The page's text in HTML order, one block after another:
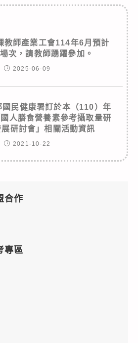
教師產業工會114年6月預計
次，請教師踴躍參加。
2025-06-09
國民健康署訂於本（110）年
人膳食營養素參考攝取量研
研討會」相關活動資訊
2021-10-22
合作
專區